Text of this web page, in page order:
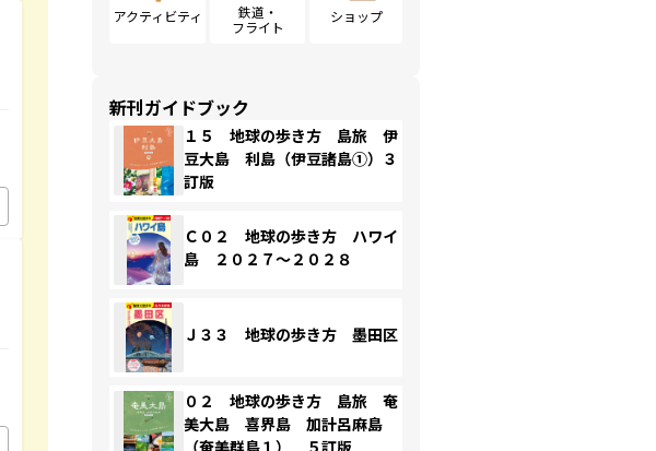
アクティビティ
鉄道・
フライト
ショップ
新刊ガイドブック
１５ 地球の歩き方 島旅 伊
豆大島 利島（伊豆諸島①）３
訂版
Ｃ０２ 地球の歩き方 ハワイ
島 ２０２７～２０２８
Ｊ３３ 地球の歩き方 墨田区
０２ 地球の歩き方 島旅 奄
美大島 喜界島 加計呂麻島
（奄美群島１） ５訂版